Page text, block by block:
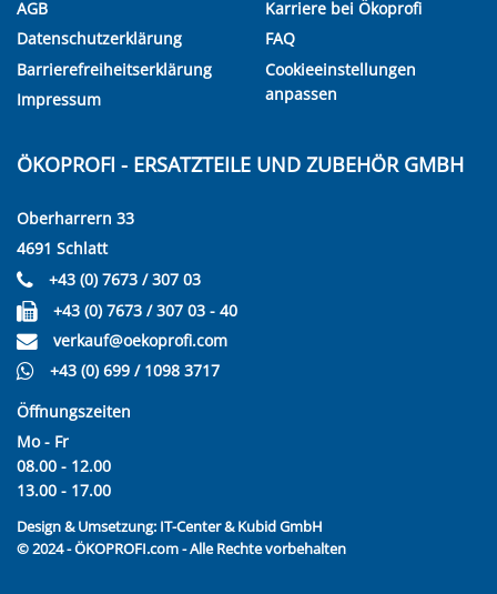
AGB
Datenschutzerklärung
Barrierefreiheitserklärung
Impressum
Karriere bei Ökoprofi
FAQ
Cookieeinstellungen
anpassen
ÖKOPROFI - ERSATZTEILE UND ZUBEHÖR GMBH
Oberharrern 33
4691 Schlatt
+43 (0) 7673 / 307 03
+43 (0) 7673 / 307 03 - 40
verkauf@oekoprofi.com
+43 (0) 699 / 1098 3717
Öffnungszeiten
Mo - Fr
08.00 - 12.00
13.00 - 17.00
Design & Umsetzung: IT-Center & Kubid GmbH
© 2024 - ÖKOPROFI.com - Alle Rechte vorbehalten